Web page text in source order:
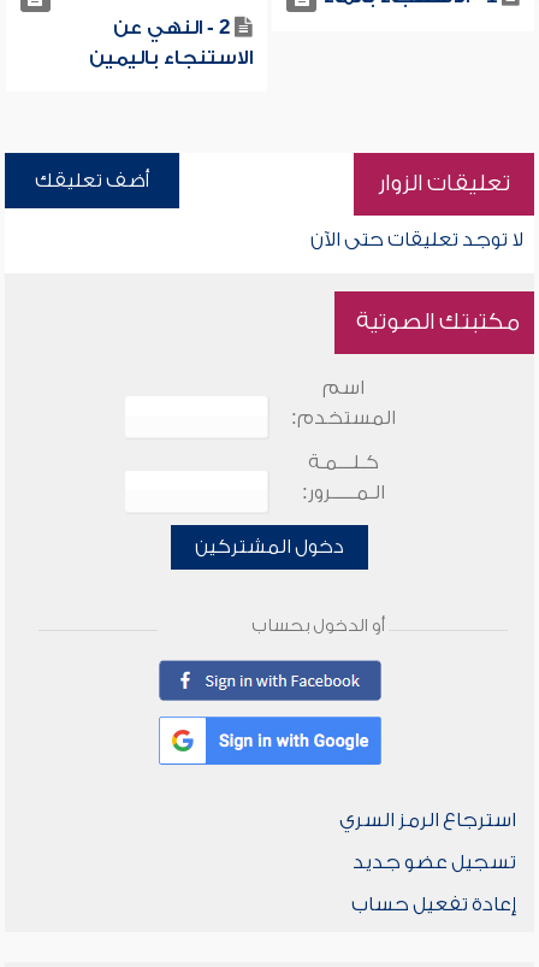
2 - النهي عن
الاستنجاء باليمين
تعليقات الزوار أضف تعليقك
لا توجد تعليقات حتى الآن
مكتبتك الصوتية
اسم
المستخدم:
كـلـــمـة
الـمـــــرور:
دخول المشتركين
أو الدخول بحساب
استرجاع الرمز السري
تسجيل عضو جديد
إعادة تفعيل حساب